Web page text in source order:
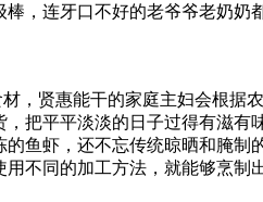
，连牙口不好的老爷爷老奶奶
，贤惠能干的家庭主妇会根据
把平平淡淡的日子过得有滋有味
鱼虾，还不忘传统晾晒和腌制
不同的加工方法，就能够烹制